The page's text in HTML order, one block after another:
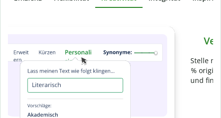
Stelle mit der Plagiatsprüfung sicher, dass dein Text zu 100
% original ist. Analysiere deine Arbeit in Sekundenschnelle
und finde fehlende Quellenangaben in über 100 Sprachen.